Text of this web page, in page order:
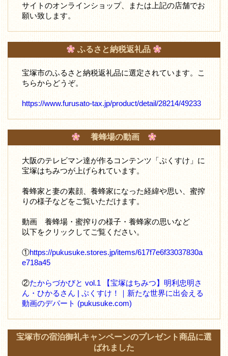
サイトのオンラインショップ、または上記の店舗でお
願い致します。
ふるさと納税返礼品
宝塚市のふるさと納税返礼品に選定されています。こ
ちらからどうぞ。
https://www.furusato-tax.jp/product/detail/28214/49233
養蜂場の動画
大阪のテレビマン達が作るコンテンツ「ぷくすけ」に
宝塚はちみつが上げられています。
養蜂家と妻の素顔、養蜂家になった経緯や思い、蜜搾
りの様子などをご覧いただけます。
動画 養蜂場・蜜搾りの様子・養蜂家の思いなど
以下をクリックしてご覧ください。
①https://pukusuke.stores.jp/items/617f7e6f33037830a
e718a45
②たからづかびと vol.1 【宝塚はちみつ】明利忠明さ
ん・ひかるさん | ぷくすけ！｜新たな世界に出会える
動画のデパート (pukusuke.com)
宝塚市の宿泊御礼キャンペーンのプレゼント商品に選
ばれました